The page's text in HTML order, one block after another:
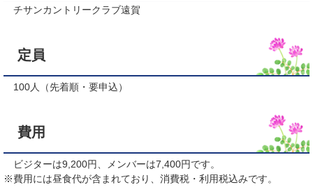
チサンカントリークラブ遠賀
定員
100人（先着順・要申込）
費用
ビジターは9,200円、メンバーは7,400円です。
※費用には昼食代が含まれており、消費税・利用税込みです。